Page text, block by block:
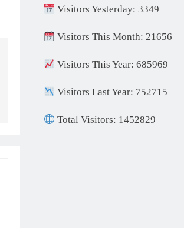
Visitors Yesterday: 3349
Visitors This Month: 21656
Visitors This Year: 685969
Visitors Last Year: 752715
Total Visitors: 1452829